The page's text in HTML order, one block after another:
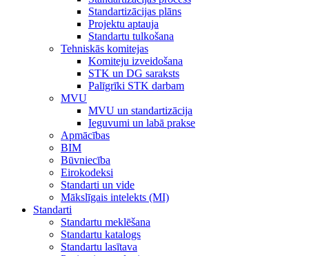
Standartizācijas plāns
Projektu aptauja
Standartu tulkošana
Tehniskās komitejas
Komiteju izveidošana
STK un DG saraksts
Palīgrīki STK darbam
MVU
MVU un standartizācija
Ieguvumi un labā prakse
Apmācības
BIM
Būvniecība
Eirokodeksi
Standarti un vide
Mākslīgais intelekts (MI)
Standarti
Standartu meklēšana
Standartu katalogs
Standartu lasītava